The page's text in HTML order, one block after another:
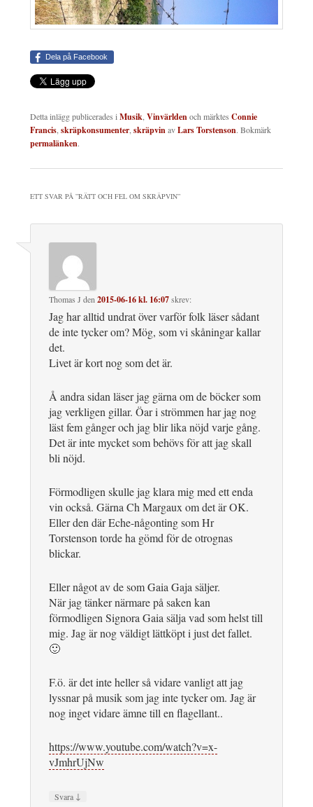
Dela på Facebook
Detta inlägg publicerades i Musik Vinvärldenoch märktes Connie
Francis skräpkonsumenter skräpvinavLars Torstenson. Bokmärk
permalänken.
ETT SVAR PÅ ”RÄTT OCH FEL OM SKRÄPVIN”
Thomas J den 2015-06-16 kl. 16:07skrev:
Jag har alltid undrat över varför folk läser sådant
de inte tycker om? Mög, som vi skåningar kallar
det.
Livet är kort nog som det är.
Å andra sidan läser jag gärna om de böcker som
jag verkligen gillar. Öar i strömmen har jag nog
läst fem gånger och jag blir lika nöjd varje gång.
Det är inte mycket som behövs för att jag skall
bli nöjd.
Förmodligen skulle jag klara mig med ett enda
vin också. Gärna Ch Margaux om det är OK.
Eller den där Eche-någonting som Hr
Torstenson torde ha gömd för de otrognas
blickar.
Eller något av de som Gaia Gaja säljer.
När jag tänker närmare på saken kan
förmodligen Signora Gaia sälja vad som helst till
mig. Jag är nog väldigt lättköpt i just det fallet.
🙂
F.ö. är det inte heller så vidare vanligt att jag
lyssnar på musik som jag inte tycker om. Jag är
nog inget vidare ämne till en flagellant..
https://www.youtube.com/watch?v=x-
vJmhrUjNw
Svara ↓